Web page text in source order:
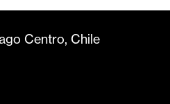
Centro, Chile